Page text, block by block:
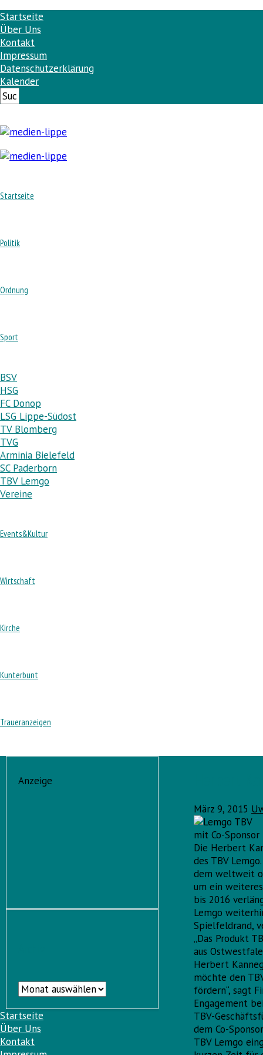
Startseite
Über Uns
Kontakt
Impressum
Datenschutzerklärung
Kalender
Startseite
Politik
Ordnung
Sport
BSV
HSG
FC Donop
LSG Lippe-Südost
TV Blomberg
TVG
Arminia Bielefeld
SC Paderborn
TBV Lemgo
Vereine
Events&Kultur
Wirtschaft
Kirche
Kunterbunt
Traueranzeigen
März 9, 2015
mit Co-Sponsor
Die Herbert
des TBV
dem weltweit
um ein
bis 2016
Lemgo
Spielfeldrand,
„Das Produkt
aus
Herbert
möchte den
fördern“, sagt
Engagement
TBV-
dem Co-
TBV Lemgo
Anzeige
Archiv
Startseite
Über Uns
Kontakt